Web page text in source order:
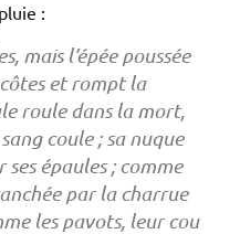
:
mais l’épée poussée
et rompt la
roule dans la mort,
coule ; sa nuque
épaules ; comme
par la charrue
les pavots, leur cou